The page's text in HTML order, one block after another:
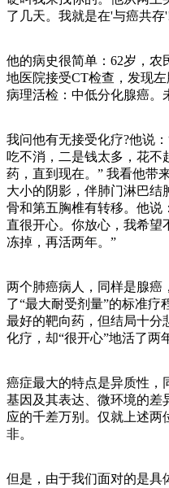
了几天。我就是在'与癌共存
他的病史很简单：62岁，农
地医院接受CT检查，发现
病理活检：中低分化腺癌。
我问他有无接受化疗?他说
吃不消，二是钱太多，花不
药，直到现在。” 我看他带
大小的阴影，伴肺门淋巴结
骨和第五胸椎有转移。他说
直很开心。你放心，我希望
冻掉，再活两年。”
两个肺癌病人，同样是腺癌
了“最大耐受剂量”的标准疗
最好的靶向药，但结局十分
化疗，却“很开心”地活了两
癌症最大的特点是异质性，
基因及其表达、微环境的差
应的千差万别。仅就上述两
非。
但是，由于我们面对的是具